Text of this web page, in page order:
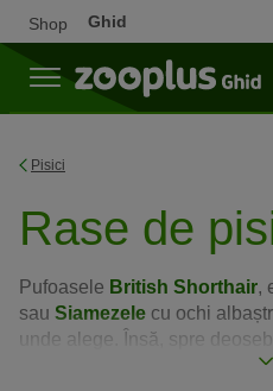
Shop Ghid
Pisici
Rase de
Pufoasele British Shorthair,
sau Siamezele cu ochi
unde alege. Însă, spre
câinilor, înmulțirea pisicilor